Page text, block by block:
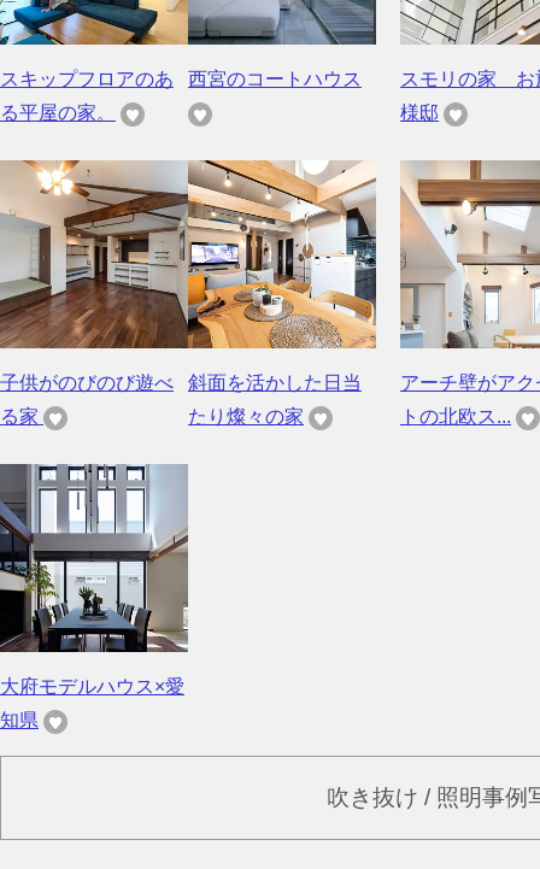
スキップフロアのあ
る平屋の家。
西宮のコートハウス
スモリの家 お
様邸
子供がのびのび遊べ
る家
斜面を活かした日当
たり燦々の家
アーチ壁がアク
トの北欧ス...
大府モデルハウス×愛
知県
吹き抜け / 照明事例